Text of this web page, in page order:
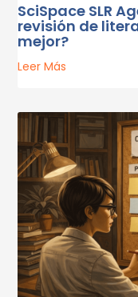
SciSpace SLR
revisión de
mejor?
Leer Más